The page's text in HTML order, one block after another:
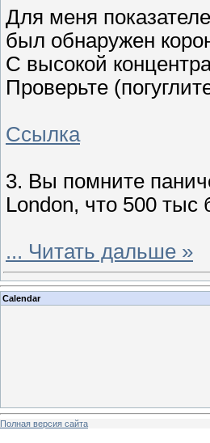
Для меня
был обнаружен
С высокой
Проверьте
Ссылка
3. Вы помните
London, что 500 тыс
... Читать дальше »
Calendar
Полная версия сайта